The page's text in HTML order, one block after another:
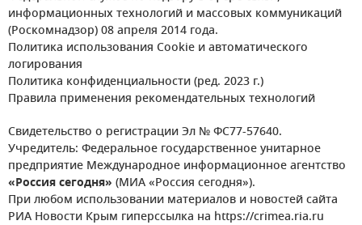
информационных технологий и массовых коммуникаций
(Роскомнадзор) 08 апреля 2014 года.
Политика использования Cookie и автоматического
логирования
Политика конфиденциальности (ред. 2023 г.)
Правила применения рекомендательных технологий
Свидетельство о регистрации Эл № ФС77-57640.
Учредитель: Федеральное государственное унитарное
предприятие Международное информационное агентство
«Россия сегодня» (МИА «Россия сегодня»).
При любом использовании материалов и новостей сайта
РИА Новости Крым гиперссылка на https://crimea.ria.ru